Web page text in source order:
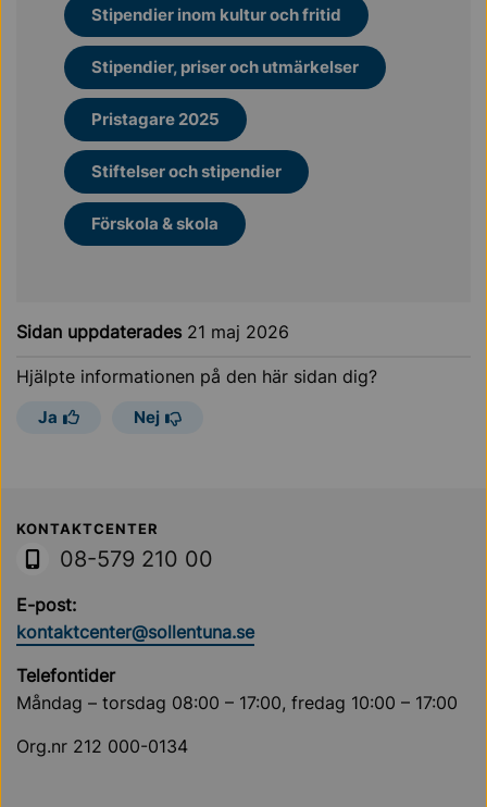
Stipendier inom kultur och fritid
Stipendier, priser och utmärkelser
Pristagare 2025
Stiftelser och stipendier
Förskola & skola
Sidan uppdaterades 21 maj 2026
Hjälpte informationen på den här sidan dig?
Ja Nej
Sollentuna Kommun
KONTAKTCENTER
08-579 210 00
E-post:
kontaktcenter@sollentuna.se
Telefontider
Måndag – torsdag 08:00 – 17:00, fredag 10:00 – 17:00
Org.nr 212 000-0134